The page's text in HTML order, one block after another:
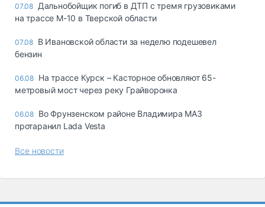
07.08 Дальнобойщик погиб в ДТП с тремя грузовиками
на трассе М-10 в Тверской области
07.08 В Ивановской области за неделю подешевел
бензин
06.08 На трассе Курск – Касторное обновляют 65-
метровый мост через реку Грайворонка
06.08 Во Фрунзенском районе Владимира МАЗ
протаранил Lada Vesta
Все новости